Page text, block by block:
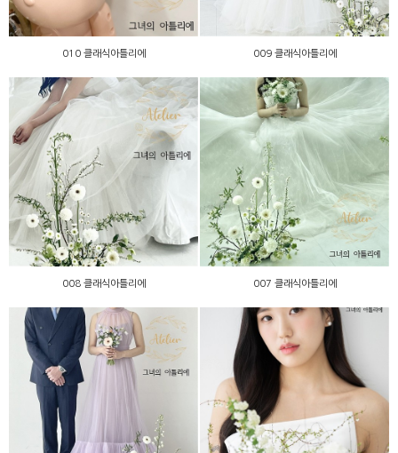
010 클래식아틀리에 009 클래식아틀리에
008 클래식아틀리에
008 클래식아틀리에
007 클래식아틀리에
007 클래식아틀리에
006 클래식아틀리에 004 클래식아틀리에